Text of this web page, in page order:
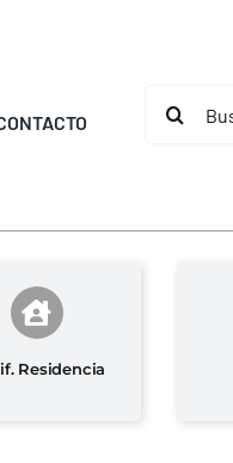
Buscar:
Residencia